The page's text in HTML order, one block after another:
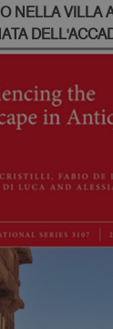
NELLA VILLA